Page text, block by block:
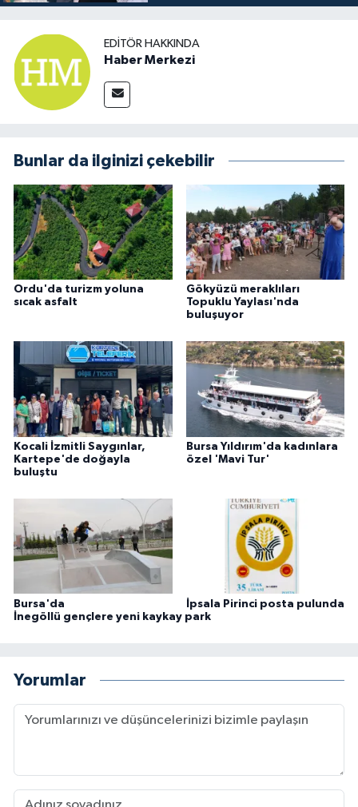
EDITÖR HAKKINDA
Haber Merkezi
Bunlar da ilginizi çekebilir
Ordu'da turizm yoluna
sıcak asfalt
Gökyüzü meraklıları
Topuklu Yaylası'nda
buluşuyor
Kocali İzmitli Saygınlar,
Kartepe'de doğayla
buluştu
Bursa Yıldırım'da kadınlara
özel 'Mavi Tur'
Bursa'da
İnegöllü gençlere yeni kaykay park
İpsala Pirinci posta pulunda
Yorumlar